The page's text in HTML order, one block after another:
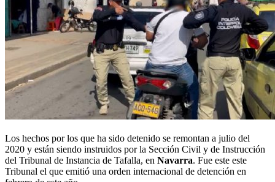
Los hechos por los que ha sido detenido se remontan a julio del
2020 y están siendo instruidos por la Sección Civil y de Instrucción
del Tribunal de Instancia de Tafalla, en Navarra. Fue este este
Tribunal el que emitió una orden internacional de detención en